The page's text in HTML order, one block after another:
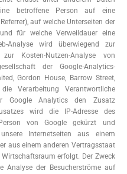
betroffene Person auf eine
auf welche Unterseiten der
für welche Verweildauer eine
Analyse wird überwiegend zur
Kosten-Nutzen-Analyse von
der Google-Analytics-
Gordon House, Barrow Street,
Verarbeitung Verantwortliche
Google Analytics den Zusatz
wird die IP-Adresse des
von Google gekürzt und
Internetseiten aus einem
aus einem anderen Vertragsstaat
erfolgt. Der Zweck
Analyse der Besucherströme auf